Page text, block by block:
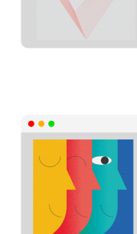
建立校園關
協助老師
認識 Gen Z 特質和成
相處矛盾，成為